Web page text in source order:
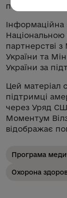
першою леді
Інформаційна
Національною
партнерстві з
України та
України за
Цей матеріал
підтримці
через Уряд
Моментум
відображає
Програма
Охорона